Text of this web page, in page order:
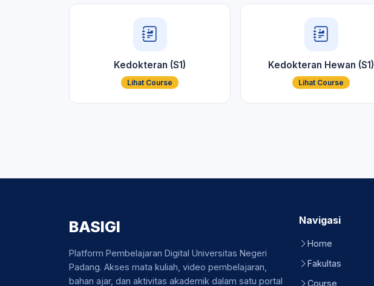
Kedokteran (S1)
Lihat Course
Kedokteran Hewan (S1)
Lihat Course
BASIGI
Platform Pembelajaran Digital Universitas Negeri
Padang. Akses mata kuliah, video pembelajaran,
bahan ajar, dan aktivitas akademik dalam satu portal
Navigasi
Home
Fakultas
Course